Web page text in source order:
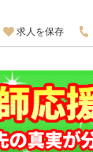
求人を保存